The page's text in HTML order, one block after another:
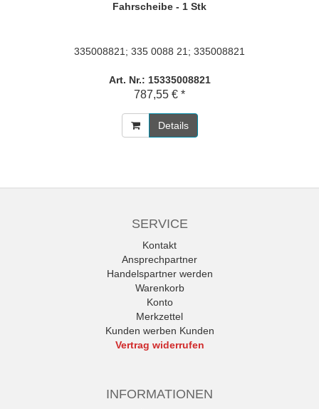
Fahrscheibe - 1 Stk
335008821; 335 0088 21; 335008821
Art. Nr.: 15335008821
787,55 € *
Details
SERVICE
Kontakt
Ansprechpartner
Handelspartner werden
Warenkorb
Konto
Merkzettel
Kunden werben Kunden
Vertrag widerrufen
INFORMATIONEN